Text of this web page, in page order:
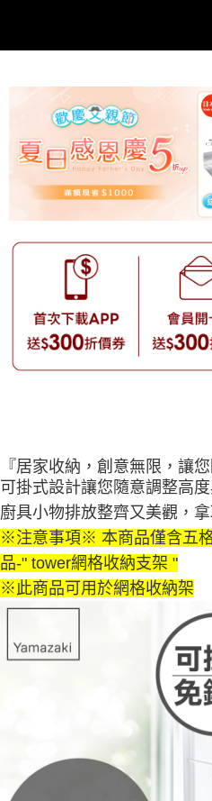
『居家收納，創意無限，讓
可掛式設計讓您隨意調整高度
廚具小物排放整齊又美觀，
※注意事項※ 本商品僅含五
品-" tower網格收納支架 "
※此商品可用於網格收納架